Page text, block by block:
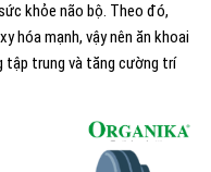
khỏe não bộ. Theo đó,
hóa mạnh, vậy nên ăn khoai
tập trung và tăng cường trí